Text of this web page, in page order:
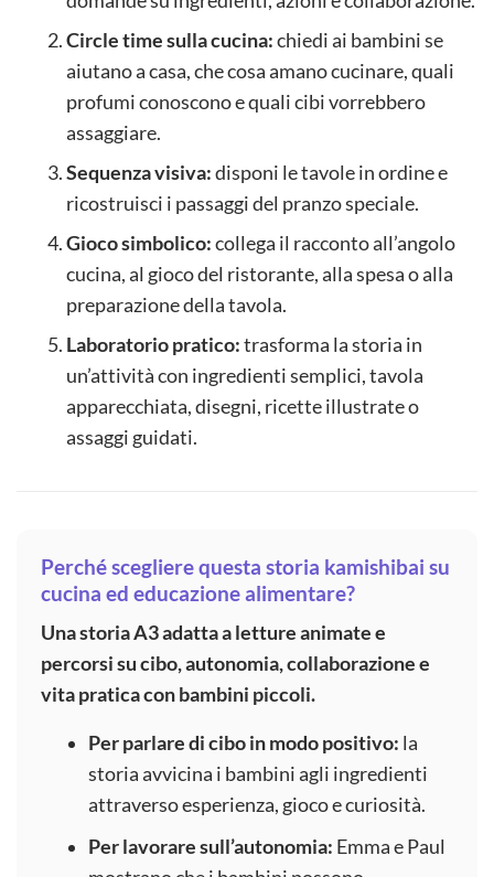
Circle time sulla cucina:chiedi ai bambini se
aiutano a casa, che cosa amano cucinare, quali
profumi conoscono e quali cibi vorrebbero
assaggiare.
Sequenza visiva:disponi le tavole in ordine e
ricostruisci i passaggi del pranzo speciale.
Gioco simbolico:collega il racconto all’angolo
cucina, al gioco del ristorante, alla spesa o alla
preparazione della tavola.
Laboratorio pratico:trasforma la storia in
un’attività con ingredienti semplici, tavola
apparecchiata, disegni, ricette illustrate o
assaggi guidati.
Perché scegliere questa storia kamishibai su
cucina ed educazione alimentare?
Una storia A3 adatta a letture animate e
percorsi su cibo, autonomia, collaborazione e
vita pratica con bambini piccoli.
Per parlare di cibo in modo positivo: la
storia avvicina i bambini agli ingredienti
attraverso esperienza, gioco e curiosità.
Per lavorare sull’autonomia: Emma e Paul